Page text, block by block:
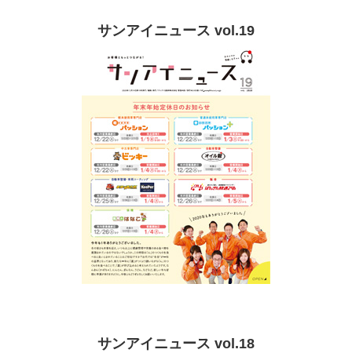
サンアイニュース vol.19
サンアイニュース vol.18